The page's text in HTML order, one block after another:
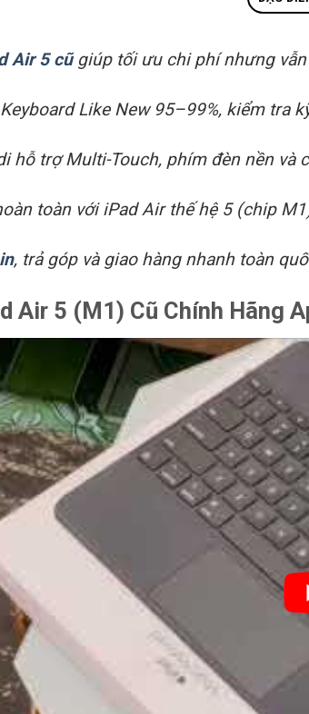
Air 5 cũgiúp tối ưu chi phí nhưng
Like New 95–99%, kiểm tra
hỗ trợ Multi-Touch, phím đèn nền và
toàn với iPad Air thế hệ 5 (chip
, trả góp và giao hàng nhanh toàn
Air 5 (M1) Cũ Chính Hãng